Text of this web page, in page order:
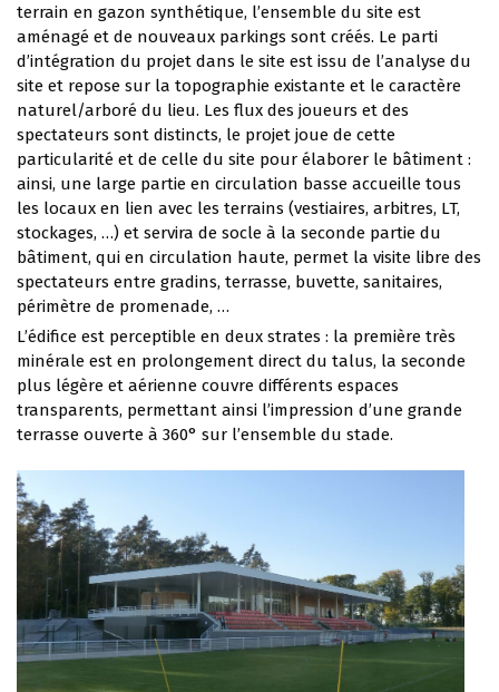
terrain en gazon synthétique, l’ensemble du site est
aménagé et de nouveaux parkings sont créés. Le parti
d’intégration du projet dans le site est issu de l’analyse du
site et repose sur la topographie existante et le caractère
naturel/arboré du lieu. Les flux des joueurs et des
spectateurs sont distincts, le projet joue de cette
particularité et de celle du site pour élaborer le bâtiment :
ainsi, une large partie en circulation basse accueille tous
les locaux en lien avec les terrains (vestiaires, arbitres, LT,
stockages, …) et servira de socle à la seconde partie du
bâtiment, qui en circulation haute, permet la visite libre des
spectateurs entre gradins, terrasse, buvette, sanitaires,
périmètre de promenade, …
L’édifice est perceptible en deux strates : la première très
minérale est en prolongement direct du talus, la seconde
plus légère et aérienne couvre différents espaces
transparents, permettant ainsi l’impression d’une grande
terrasse ouverte à 360° sur l’ensemble du stade.